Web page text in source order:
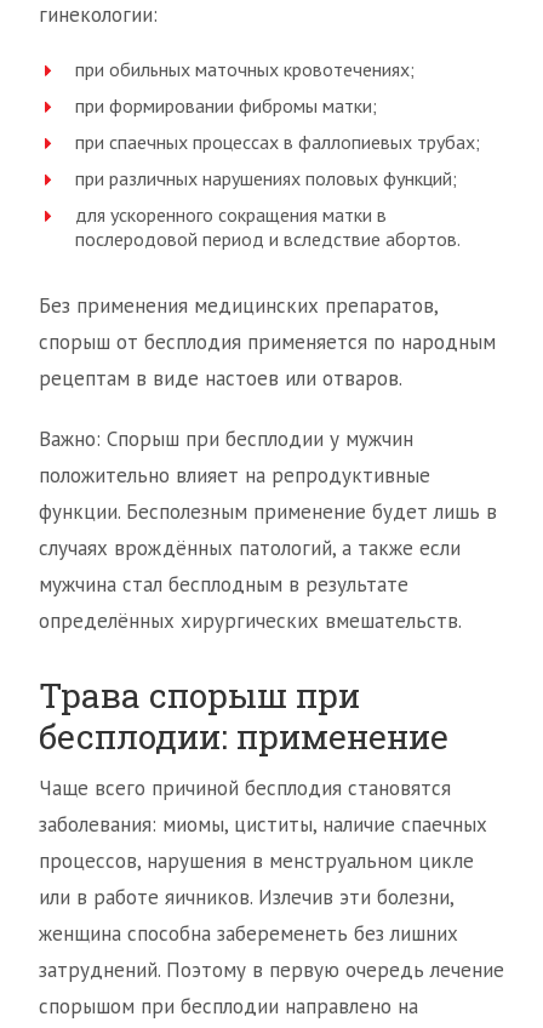
гинекологии:
при обильных маточных кровотечениях;
при формировании фибромы матки;
при спаечных процессах в фаллопиевых трубах;
при различных нарушениях половых функций;
для ускоренного сокращения матки в
послеродовой период и вследствие абортов.
Без применения медицинских препаратов,
спорыш от бесплодия применяется по народным
рецептам в виде настоев или отваров.
Важно: Спорыш при бесплодии у мужчин
положительно влияет на репродуктивные
функции. Бесполезным применение будет лишь в
случаях врождённых патологий, а также если
мужчина стал бесплодным в результате
определённых хирургических вмешательств.
Трава спорыш при
бесплодии: применение
Чаще всего причиной бесплодия становятся
заболевания: миомы, циститы, наличие спаечных
процессов, нарушения в менструальном цикле
или в работе яичников. Излечив эти болезни,
женщина способна забеременеть без лишних
затруднений. Поэтому в первую очередь лечение
спорышом при бесплодии направлено на